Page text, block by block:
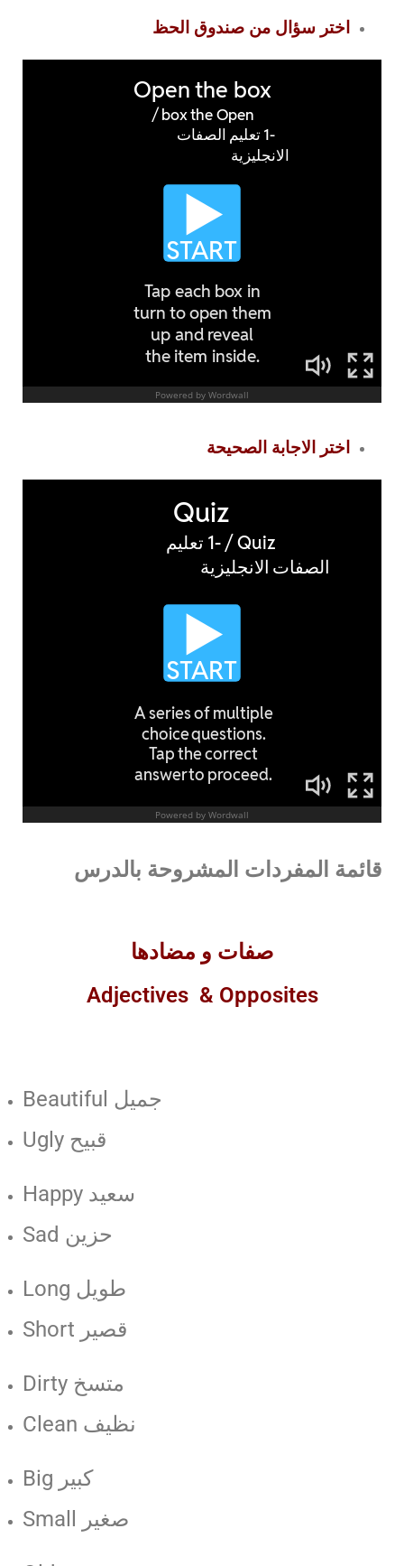
اختر سؤال من صندوق الحظ
اختر الاجابة الصحيحة
قائمة المفردات المشروحة بالدرس
صفات و مضادها
Adjectives & Opposites
Beautiful جميل
Ugly قبيح
Happy سعيد
Sad حزين
Short قصير
Dirty متسخ
Clean نظيف
Big كبير
Small صغير